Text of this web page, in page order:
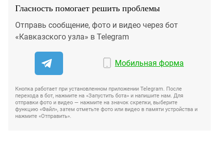
Гласность помогает решить проблемы
Отправь сообщение, фото и видео через бот
«Кавказского узла» в Telegram
Мобильная форма
Кнопка работает при установленном приложении Telegram. После
перехода в бот, нажмите на «Запустить бота» и напишите нам. Для
отправки фото и видео — нажмите на значок скрепки, выберите
функцию «Файл», затем отметьте фото или видео в памяти устройства и
нажмите «Отправить».